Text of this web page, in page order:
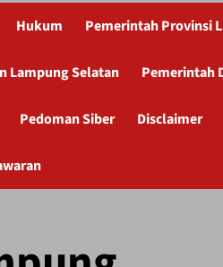
Hukum Pemerintah Provinsi
Lampung Selatan Pemerintah
Pedoman Siber Disclaimer